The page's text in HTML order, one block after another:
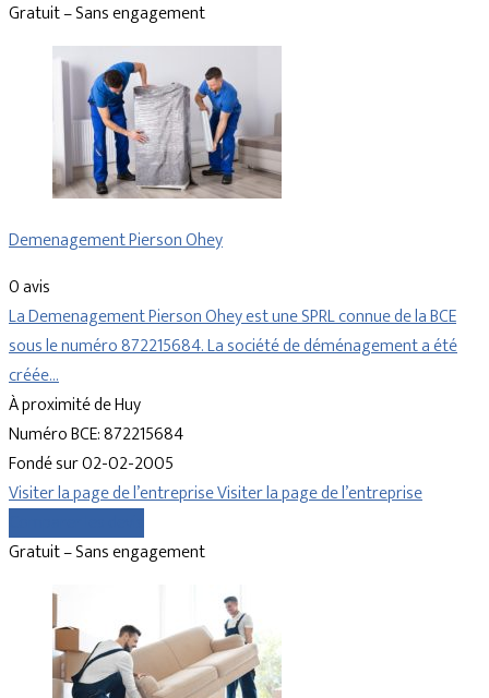
Gratuit – Sans engagement
Demenagement Pierson Ohey
0 avis
La Demenagement Pierson Ohey est une SPRL connue de la BCE
sous le numéro 872215684. La société de déménagement a été
créée…
À proximité de Huy
Numéro BCE: 872215684
Fondé sur 02-02-2005
Visiter la page de l’entrepriseVisiter la page de l’entreprise
Gratuit – Sans engagement